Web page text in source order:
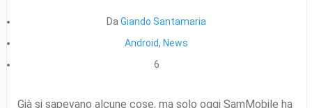
DaGiando Santamaria
Android, News
6
Già si sapevano alcune cose, ma solo oggi SamMobile ha